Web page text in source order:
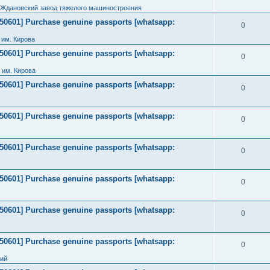
завод тяжелого машиностроения
Purchase genuine passports [whatsapp:
Кирова
0
Purchase genuine passports [whatsapp:
Кирова
0
Purchase genuine passports [whatsapp: 0
Purchase genuine passports [whatsapp: 0
Purchase genuine passports [whatsapp: 0
Purchase genuine passports [whatsapp: 0
Purchase genuine passports [whatsapp: 0
Purchase genuine passports [whatsapp: 0